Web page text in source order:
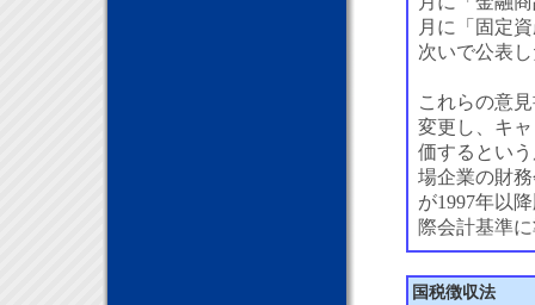
月に「固定
次いで公表
これらの意
変更し、キ
価するとい
場企業の財
が1997年以
際会計基準
国税徴収法